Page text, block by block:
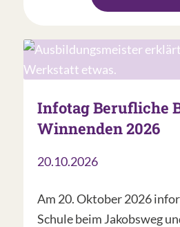
Infotag Berufliche
Winnenden 2026
20.10.2026
Am 20. Oktober 2026
Schule beim Jakobsweg